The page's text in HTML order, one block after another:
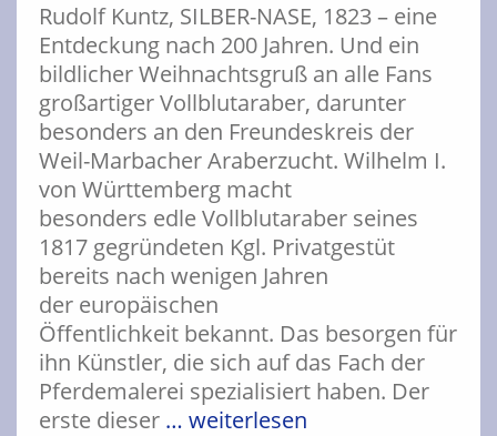
Rudolf Kuntz, SILBER-NASE, 1823 – eine
Entdeckung nach 200 Jahren. Und ein
bildlicher Weihnachtsgruß an alle Fans
großartiger Vollblutaraber, darunter
besonders an den Freundeskreis der
Weil-Marbacher Araberzucht. Wilhelm I.
von Württemberg macht
besonders edle Vollblutaraber seines
1817 gegründeten Kgl. Privatgestüt
bereits nach wenigen Jahren
der europäischen
Öffentlichkeit bekannt. Das besorgen für
ihn Künstler, die sich auf das Fach der
Pferdemalerei spezialisiert haben. Der
erste dieser … weiterlesen